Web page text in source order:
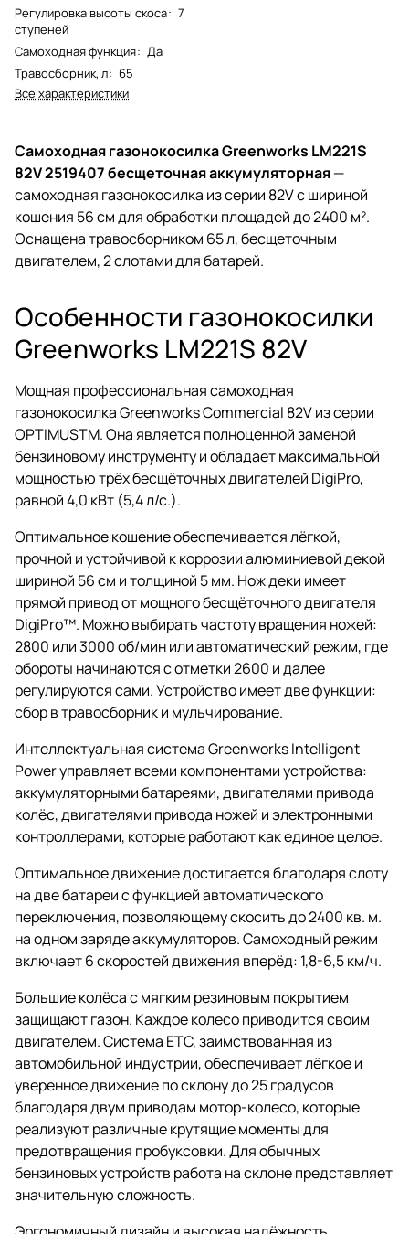
Регулировка высоты скоса: 7
ступеней
Самоходная функция: Да
Травосборник, л: 65
Все характеристики
Самоходная газонокосилка Greenworks LM221S
82V 2519407 бесщеточная аккумуляторная—
самоходная газонокосилка из серии 82V с шириной
кошения 56 см для обработки площадей до 2400 м².
Оснащена травосборником 65 л, бесщеточным
двигателем, 2 слотами для батарей.
Особенности газонокосилки
Greenworks LM221S 82V
Мощная профессиональная самоходная
газонокосилка Greenworks Commercial 82V из серии
OPTIMUSTM. Она является полноценной заменой
бензиновому инструменту и обладает максимальной
мощностью трёх бесщёточных двигателей DigiPro,
равной 4,0 кВт (5,4 л/с.).
Оптимальное кошение обеспечивается лёгкой,
прочной и устойчивой к коррозии алюминиевой декой
шириной 56 см и толщиной 5 мм. Нож деки имеет
прямой привод от мощного бесщёточного двигателя
DigiPro™. Можно выбирать частоту вращения ножей:
2800 или 3000 об/мин или автоматический режим, где
обороты начинаются с отметки 2600 и далее
регулируются сами. Устройство имеет две функции:
сбор в травосборник и мульчирование.
Интеллектуальная система Greenworks Intelligent
Power управляет всеми компонентами устройства:
аккумуляторными батареями, двигателями привода
колёс, двигателями привода ножей и электронными
контроллерами, которые работают как единое целое.
Оптимальное движение достигается благодаря слоту
на две батареи с функцией автоматического
переключения, позволяющему скосить до 2400 кв. м.
на одном заряде аккумуляторов. Самоходный режим
включает 6 скоростей движения вперёд: 1,8-6,5 км/ч.
Большие колёса с мягким резиновым покрытием
защищают газон. Каждое колесо приводится своим
двигателем. Система ETC, заимствованная из
автомобильной индустрии, обеспечивает лёгкое и
уверенное движение по склону до 25 градусов
благодаря двум приводам мотор-колесо, которые
реализуют различные крутящие моменты для
предотвращения пробуксовки. Для обычных
бензиновых устройств работа на склоне представляет
значительную сложность.